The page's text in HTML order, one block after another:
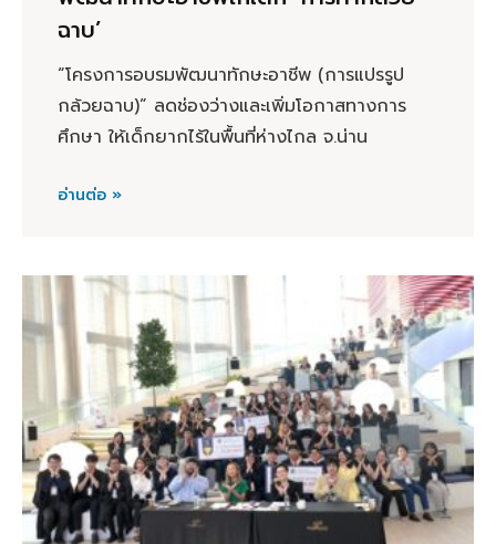
ฉาบ’
“โครงการอบรมพัฒนาทักษะอาชีพ (การแปรรูป
กล้วยฉาบ)” ลดช่องว่างและเพิ่มโอกาสทางการ
ศึกษา ให้เด็กยากไร้ในพื้นที่ห่างไกล จ.น่าน
อ่านต่อ »